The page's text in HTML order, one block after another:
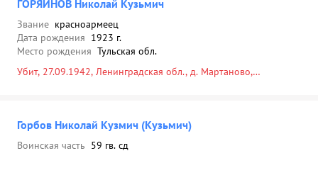
ГОРЯИНОВ Николай Кузьмич
Звание красноармеец
Дата рождения 1923 г.
Место рождения Тульская обл.
Убит, 27.09.1942, Ленинградская обл., д. Мартаново,
Горбов Николай Кузмич (Кузьмич)
Воинская часть 59 гв. сд